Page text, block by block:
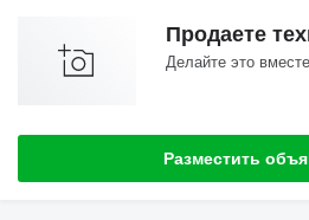
Продаете
Делайте это
Разместить